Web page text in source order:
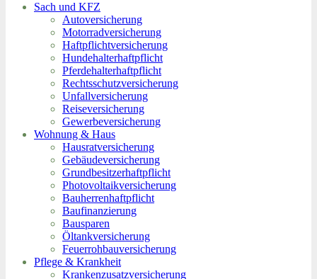
Sach und KFZ
Autoversicherung
Motorradversicherung
Haftpflichtversicherung
Hundehalterhaftpflicht
Pferdehalterhaftpflicht
Rechtsschutzversicherung
Unfallversicherung
Reiseversicherung
Gewerbeversicherung
Wohnung & Haus
Hausratversicherung
Gebäudeversicherung
Grundbesitzerhaftpflicht
Photovoltaikversicherung
Bauherrenhaftpflicht
Baufinanzierung
Bausparen
Öltankversicherung
Feuerrohbauversicherung
Pflege & Krankheit
Krankenzusatzversicherung